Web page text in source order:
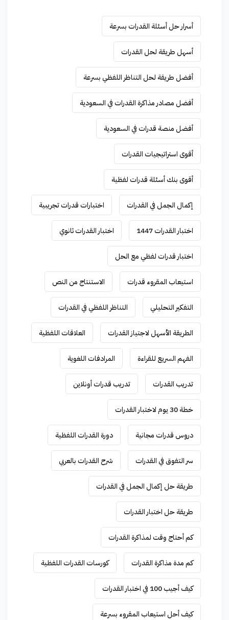
أسرار حل أسئلة القدرات بسرعة
أسهل طريقة لحل القدرات
أفضل طريقة لحل التناظر اللفظي بسرعة
أفضل مصادر مذاكرة القدرات في السعودية
أفضل منصة قدرات في السعودية
أقوى استراتيجيات القدرات
أقوى بنك أسئلة قدرات لفظية
إكمال الجمل في القدرات اختبارات قدرات تجريبية
اختبار القدرات 1447 اختبار القدرات ثانوي
اختبار قدرات لفظي مع الحل
استيعاب المقروء قدرات الاستنتاج من النص
التفكير التحليلي التناظر اللفظي في القدرات
الطريقة الأسهل لاجتياز القدرات العلاقات اللفظية
الفهم السريع للقراءة المرادفات اللغوية
تدريب القدرات تدريب قدرات أونلاين
خطة 30 يوم لاختبار القدرات
دروس قدرات مجانية دورة القدرات اللفظية
سر التفوق في القدرات شرح القدرات بالعربي
طريقة حل إكمال الجمل في القدرات
طريقة حل اختبار القدرات
كم أحتاج وقت لمذاكرة القدرات
كم مدة مذاكرة القدرات كورسات القدرات اللفظية
كيف أجيب 100 في اختبار القدرات
كيف أحل استيعاب المقروء بسرعة